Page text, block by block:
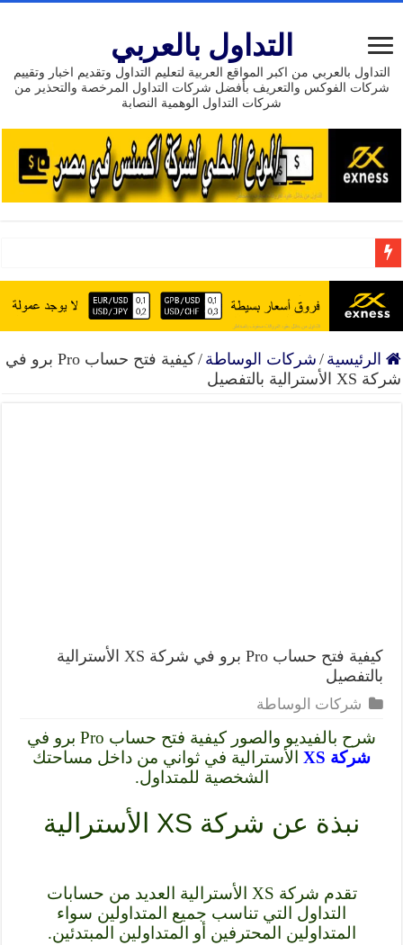
التداول بالعربي
التداول بالعربي من اكبر المواقع العربية لتعليم التداول وتقديم اخبار وتقييم
شركات الفوكس والتعريف بأفضل شركات التداول المرخصة والتحذير من
شركات التداول الوهمية النصابة
بونص بدون إيداع 111 دولار من شركة HEADWAY
إنضم إلى افضل شركة تداول موثوق حسابات إسلامية
15 عام من النجاح تداول مع exness وسيط مرخص وموثوقالرئيسية / شركات الوساطة /
كيفية فتح حساب Pro برو في
شركة XS الأسترالية بالتفصيل
كيفية فتح حساب Pro برو في شركة XS الأسترالية
بالتفصيل
شركات الوساطة
شرح بالفيديو والصور كيفية فتح حساب Pro برو في
شركة XS
الأسترالية في ثواني من داخل مساحتك
الشخصية للمتداول.
نبذة عن شركة XS الأسترالية
تقدم شركة XS الأسترالية العديد من حسابات
التداول التي تناسب جميع المتداولين سواء
المتداولين المحترفين أو المتداولين المبتدئين.